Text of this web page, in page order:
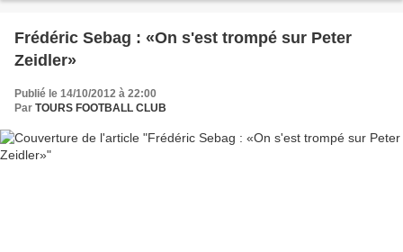
Frédéric Sebag : «On s'est trompé sur Peter
Zeidler»
Publié le 14/10/2012 à 22:00
Par TOURS FOOTBALL CLUB